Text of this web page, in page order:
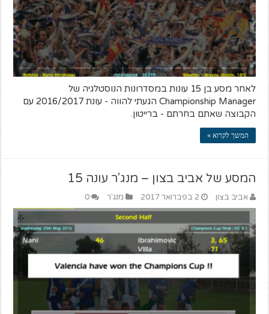
לאחר מסע בן 15 עונות במסדרונות הנוסטלגיה של
Championship Manager הגעתי להווה - עונת 2016/2017 עם
הקבוצה שאתם בחרתם - ברייטון.
המשך לקרוא »
המסע של אביב בצון – מנג'ר עונה 15
אביב בצון 2 בפברואר 2017 מנג'ר 0